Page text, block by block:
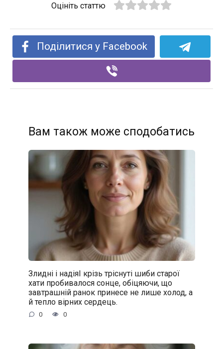
Оцініть статтю
Поділитися у Facebook
Вам також може сподобатись
Злидні і надіяІ крізь тріснуті шиби старої
хати пробивалося сонце, обіцяючи, що
завтрашній ранок принесе не лише холод, а
й тепло вірних сердець.
0 0